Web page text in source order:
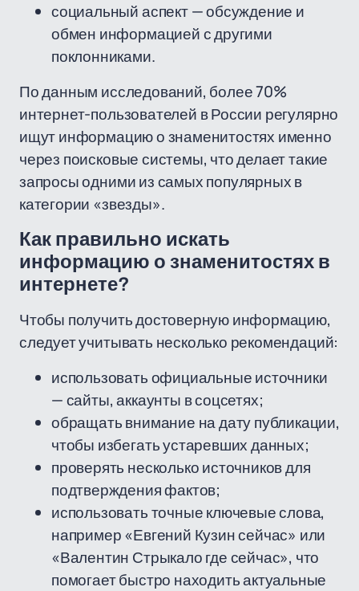
социальный аспект — обсуждение и
обмен информацией с другими
поклонниками.
По данным исследований, более 70%
интернет-пользователей в России регулярно
ищут информацию о знаменитостях именно
через поисковые системы, что делает такие
запросы одними из самых популярных в
категории «звезды».
Как правильно искать
информацию о знаменитостях в
интернете?
Чтобы получить достоверную информацию,
следует учитывать несколько рекомендаций:
использовать официальные источники
— сайты, аккаунты в соцсетях;
обращать внимание на дату публикации,
чтобы избегать устаревших данных;
проверять несколько источников для
подтверждения фактов;
использовать точные ключевые слова,
например «Евгений Кузин сейчас» или
«Валентин Стрыкало где сейчас», что
помогает быстро находить актуальные